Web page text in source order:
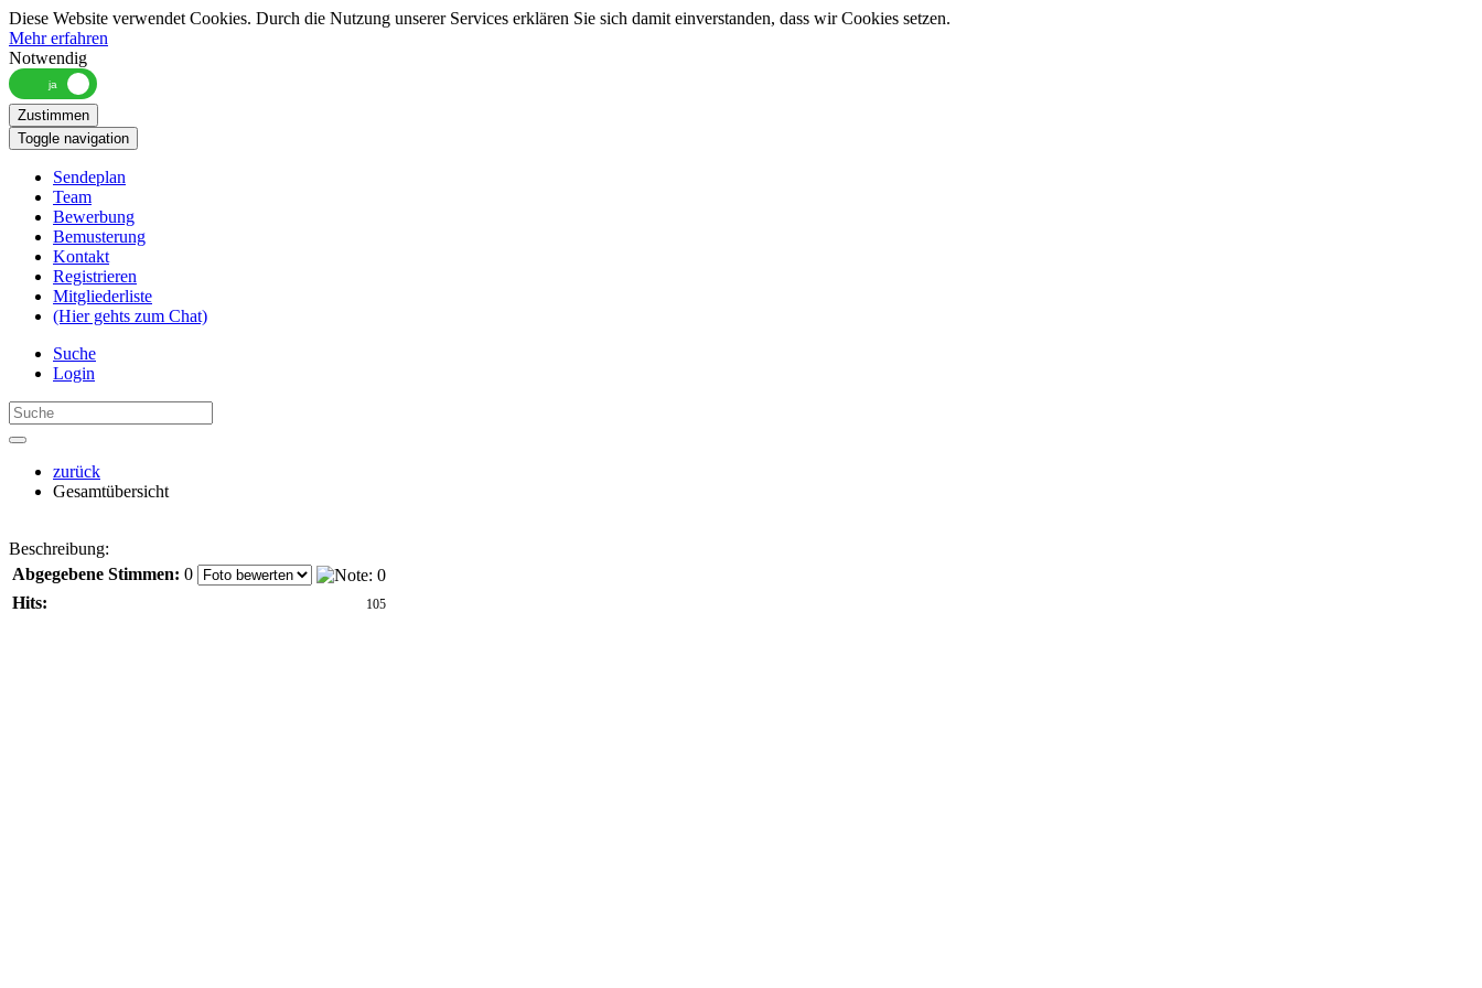
Diese Website verwendet Cookies. Durch die Nutzung unserer Services erklären Sie sich damit einverstanden, dass wir Cookies setzen.
Mehr erfahren
Notwendig
Zustimmen
Toggle navigation
Sendeplan
Team
Bewerbung
Bemusterung
Kontakt
Registrieren
Mitgliederliste
(Hier gehts zum Chat)
Suche
Login
zurück
Gesamtübersicht
Beschreibung:
Abgegebene Stimmen: 0
Hits:
105